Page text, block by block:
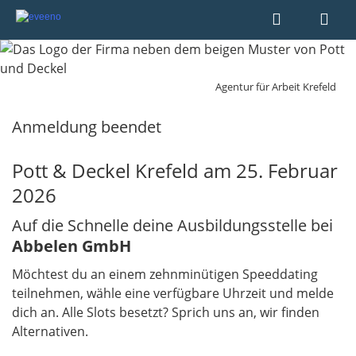
Agentur für Arbeit Krefeld
Anmeldung beendet
Pott & Deckel Krefeld am 25. Februar
2026
Auf die Schnelle deine Ausbildungsstelle bei
Abbelen GmbH
Möchtest du an einem zehnminütigen Speeddating
teilnehmen, wähle eine verfügbare Uhrzeit und melde
dich an. Alle Slots besetzt? Sprich uns an, wir finden
Alternativen.